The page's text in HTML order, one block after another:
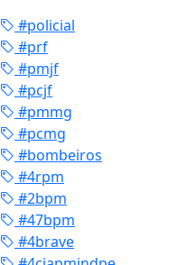
#policial
#prf
#pmjf
#pcjf
#pmmg
#pcmg
#bombeiros
#4rpm
#2bpm
#47bpm
#4brave